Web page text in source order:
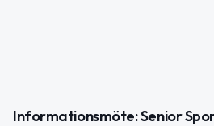
Informationsmöte: Senior